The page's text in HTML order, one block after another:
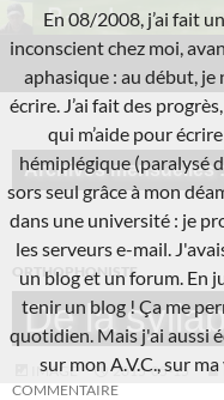
au
contenu
L'A.V.C.
Recherche
Archives mensuelles
ORTHOPHONISTE
De la
IMAGE 2015-05-15
COMMENTAIRE
En 08/2008, j’ai fait
inconscient chez moi,
aphasique : au début, je
écrire. J’ai fait des
qui m’aide pour
hémiplégique (paralysé
sors seul grâce à mon
dans une université : je
les serveurs e-mail.
un blog et un forum. En
tenir un blog ! Ça me
quotidien. Mais j'ai aussi
sur mon A.V.C., sur ma